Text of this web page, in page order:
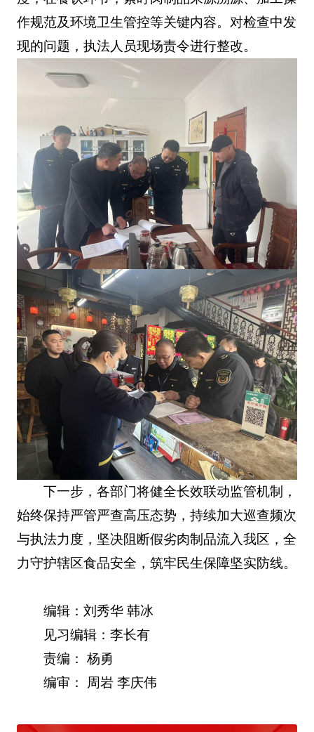
作规范及环境卫生管控等关键内容。对检查中发
现的问题，执法人员现场责令进行整改。
下一步，各部门将健全长效联动监管机制，
始终保持严管严查高压态势，持续加大巡查频次
与执法力度，坚决阻断假劣肉制品流入我区，全
力守护辖区食品安全，筑牢民生保障坚实防线。
编辑：刘秀华 韩冰
见习编辑：李长有
责编： 杨勇
编审： 周岩 李庆伟